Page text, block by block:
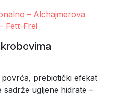
– Alchajmerova
Fett-Frei
prebiotički efekat
sadrže ugljene hidrate –